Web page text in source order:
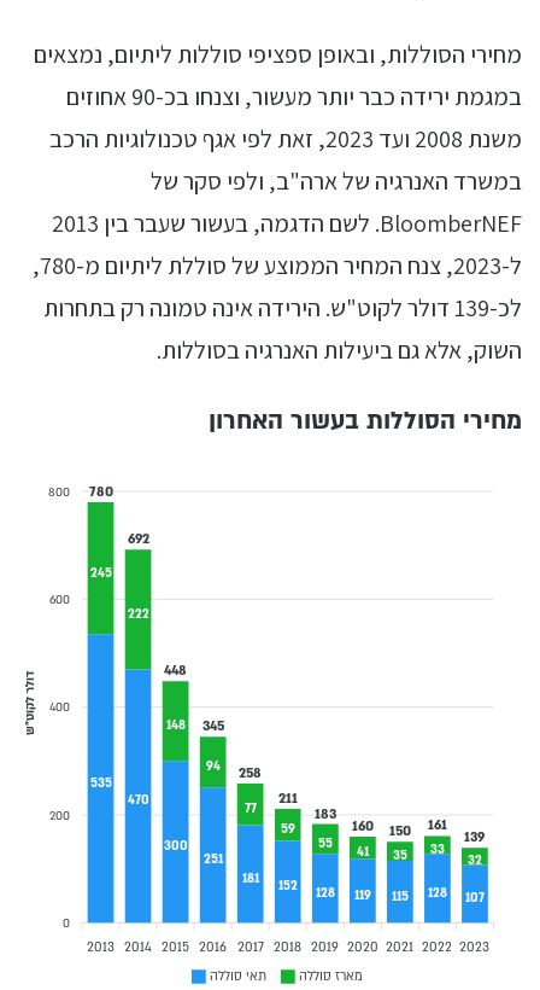
מחירי הסוללות, ובאופן ספציפי סוללות ליתיום, נמצאים
במגמת ירידה כבר יותר מעשור, וצנחו בכ-90 אחוזים
משנת 2008 ועד 2023, זאת לפי אגף טכנולוגיות הרכב
במשרד האנרגיה של ארה"ב, ולפי סקר של
BloomberNEF. לשם הדגמה, בעשור שעבר בין 2013
ל-2023, צנח המחיר הממוצע של סוללת ליתיום מ-780,
לכ-139 דולר לקוט"ש. הירידה אינה טמונה רק בתחרות
השוק, אלא גם ביעילות האנרגיה בסוללות.
מחירי הסוללות בעשור האחרון
800
600
400
200
0
דולר לקוט"ש
535
470
300
251
181
152 128 119 115 128 107
245
780
222
692
148
448
94
345
77
258
59
211
55
183
41
160
35
150
33
161
32
139
2013 2014 2015 2016 2017 2018 2019 2020 2021 2022 2023
תאי סוללה מארז סוללה